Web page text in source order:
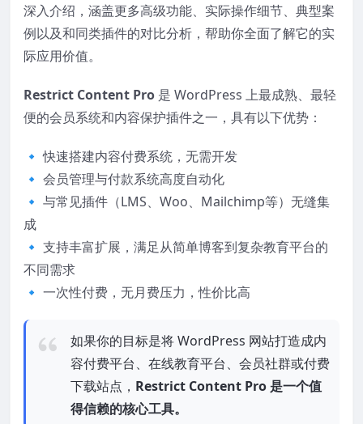
深入介绍，涵盖更多高级功能、实际操作细节、典型案
例以及和同类插件的对比分析，帮助你全面了解它的实
际应用价值。
Restrict Content Pro 是 WordPress 上最成熟、最轻
便的会员系统和内容保护插件之一，具有以下优势：
🔹 快速搭建内容付费系统，无需开发
🔹 会员管理与付款系统高度自动化
🔹 与常见插件（LMS、Woo、Mailchimp等）无缝集
成
🔹 支持丰富扩展，满足从简单博客到复杂教育平台的
不同需求
🔹 一次性付费，无月费压力，性价比高
如果你的目标是将 WordPress 网站打造成内
容付费平台、在线教育平台、会员社群或付费
下载站点， Restrict Content Pro 是一个值
得信赖的核心工具。